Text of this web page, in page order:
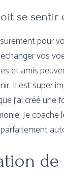
se sentir
surement pour
vos
et amis
Il est super
j’ai créé
Je